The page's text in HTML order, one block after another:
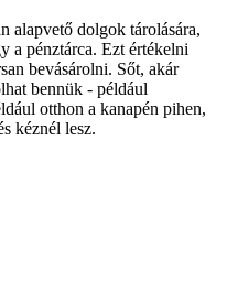
alapvető dolgok tárolására,
a pénztárca. Ezt értékelni
bevásárolni. Sőt, akár
bennük - például
otthon a kanapén pihen,
kéznél lesz.